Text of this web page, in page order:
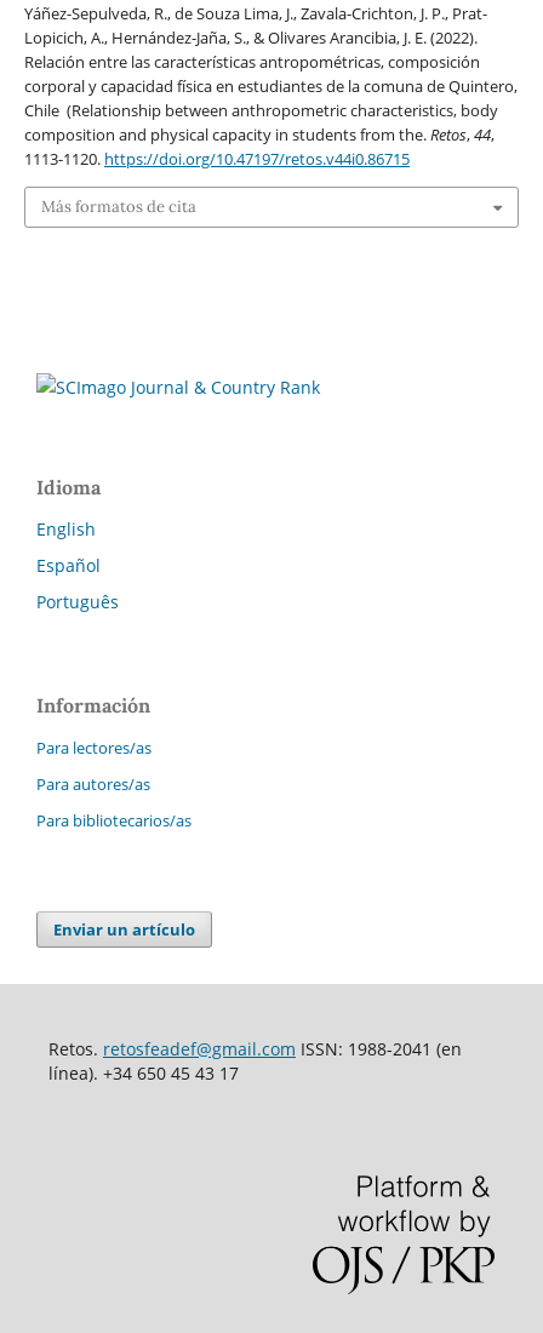
Yáñez-Sepulveda, R., de Souza Lima, J., Zavala-Crichton, J. P., Prat-
Lopicich, A., Hernández-Jaña, S., & Olivares Arancibia, J. E. (2022).
Relación entre las características antropométricas, composición
corporal y capacidad física en estudiantes de la comuna de Quintero,
Chile (Relationship between anthropometric characteristics, body
composition and physical capacity in students from the.Retos,44,
1113-1120. https://doi.org/10.47197/retos.v44i0.86715
Más formatos de cita
Idioma
English
Español
Português
Información
Para lectores/as
Para autores/as
Para bibliotecarios/as
Enviar un artículo
Retos. retosfeadef@gmail.com ISSN: 1988-2041 (en
línea). +34 650 45 43 17